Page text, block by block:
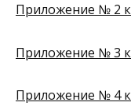
Приложение № 2
Приложение № 3
Приложение № 4